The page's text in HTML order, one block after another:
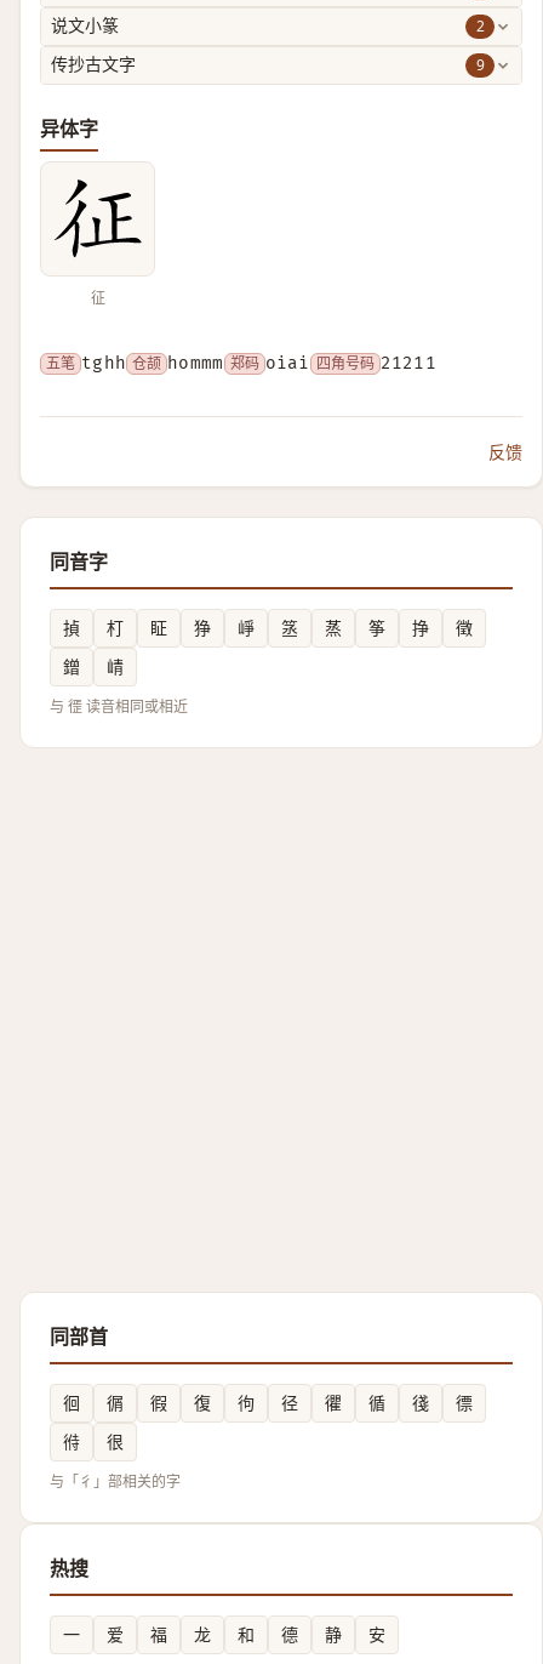
说文小篆 2
传抄古文字 9
异体字
征
五笔 tghh 仓颉 hommm 郑码 oiai 四角号码 21211
反馈
同音字
揁 朾 眐 狰 崢 䇰 蒸 筝 挣
徵
鏳
崝
与 徰 读音相同或相近
同部首
徊 㣯 徦 復 㣘 径 忂 循 㣤
徱
㣥
很
与「彳」部相关的字
热搜
一 爱 福 龙 和 德 静 安